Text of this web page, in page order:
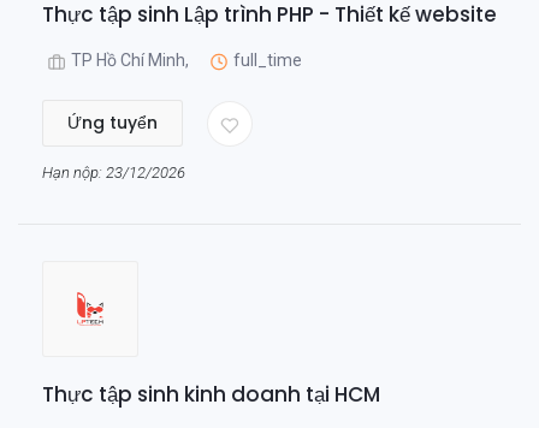
Thực tập sinh Lập trình PHP - Thiết kế website
TP Hồ Chí Minh, full_time
Ứng tuyển
Hạn nộp: 23/12/2026
Thực tập sinh kinh doanh tại HCM